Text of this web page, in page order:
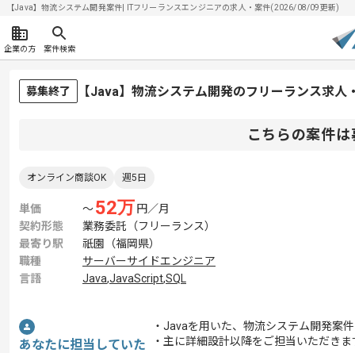
【Java】物流システム開発案件| ITフリーランスエンジニアの求人・案件(2026/08/09更新)
企業の方 案件検索
募集終了 【Java】物流システム開発のフリーランス求人
こちらの案件
オンライン商談OK 週5日
単価 〜52万 円／月
契約形態
業務委託（フリーランス）
最寄り駅
祇園（福岡県）
職種
サーバーサイドエンジニア
言語
Java,JavaScript,SQL
あなたに担当していた
・Javaを用いた、物流システム開発案
・主に詳細設計以降をご担当いただきま